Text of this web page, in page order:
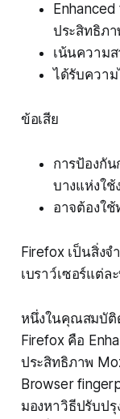
ประสิทธิภา
เน้นความส
ได้รับควา
ข้อเสีย
การป้องกั
บางแห่งใช้
อาจต้องใ
Firefox เป็นสิ่ง
เบราว์เซอร์แต่
หนึ่งในคุณสมบัติ
Firefox คือ
ประสิทธิภาพ
Browser
มองหาวิธีปรับป